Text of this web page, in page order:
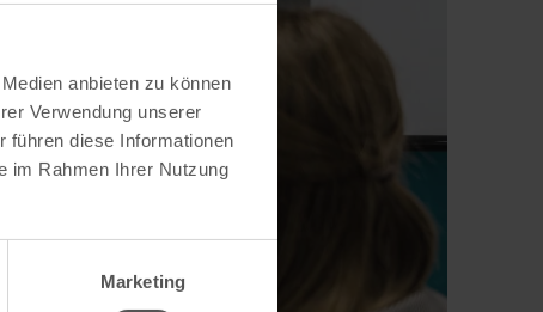
anbieten zu können
Verwendung unserer
führen diese Informationen
im Rahmen Ihrer Nutzung
Marketing